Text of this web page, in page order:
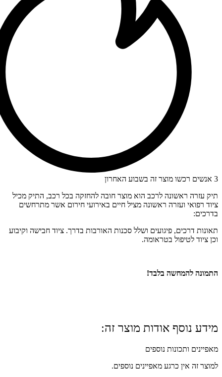
3 אנשים רכשו מוצר זה בשבוע האחרון
תיק עזרה ראשונה לרכב הוא מוצר חובה להחזקה בכל רכב, התיק מכיל
ציוד רפואי ועזרה ראשונה מציל חיים באירועי חירום אשר מתרחשים
בדרכים:
תאונות דרכים, פיגועים ושלל סכנות האורבות בדרך. ציוד חבישה וקיבוע
וכן ציוד לטיפול בטראומה.
התמונה להמחשה בלבד!
מידע נוסף אודות מוצר זה:
מאפיינים ותכונות נוספים
למוצר זה אין כרגע מאפיינים נוספים.